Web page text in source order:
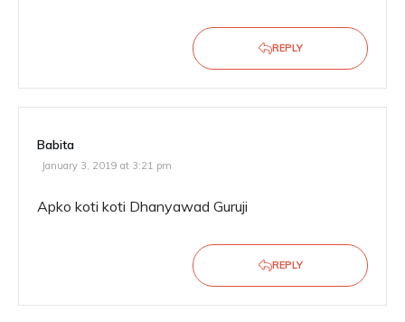
REPLY
Babita
January 3, 2019 at 3:21 pm
Apko koti koti Dhanyawad Guruji
REPLY